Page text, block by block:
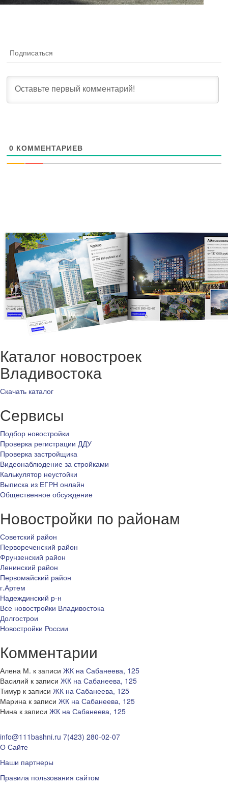
Подписаться
0 КОММЕНТАРИЕВ
Каталог новостроек
Владивостока
Скачать каталог
Сервисы
Подбор новостройки
Проверка регистрации ДДУ
Проверка застройщика
Видеонаблюдение за стройками
Калькулятор неустойки
Выписка из ЕГРН онлайн
Общественное обсуждение
Новостройки по районам
Советский район
Первореченский район
Фрунзенский район
Ленинский район
Первомайский район
г.Артем
Надеждинский р-н
Все новостройки Владивостока
Долгострои
Новостройки России
Комментарии
Алена М. к записи ЖК на Сабанеева, 125
Василий к записи ЖК на Сабанеева, 125
Тимур к записи ЖК на Сабанеева, 125
Марина к записи ЖК на Сабанеева, 125
Нина к записи ЖК на Сабанеева, 125
info@111bashni.ru 7(423) 280-02-07
О Сайте
Наши партнеры
Правила пользования сайтом